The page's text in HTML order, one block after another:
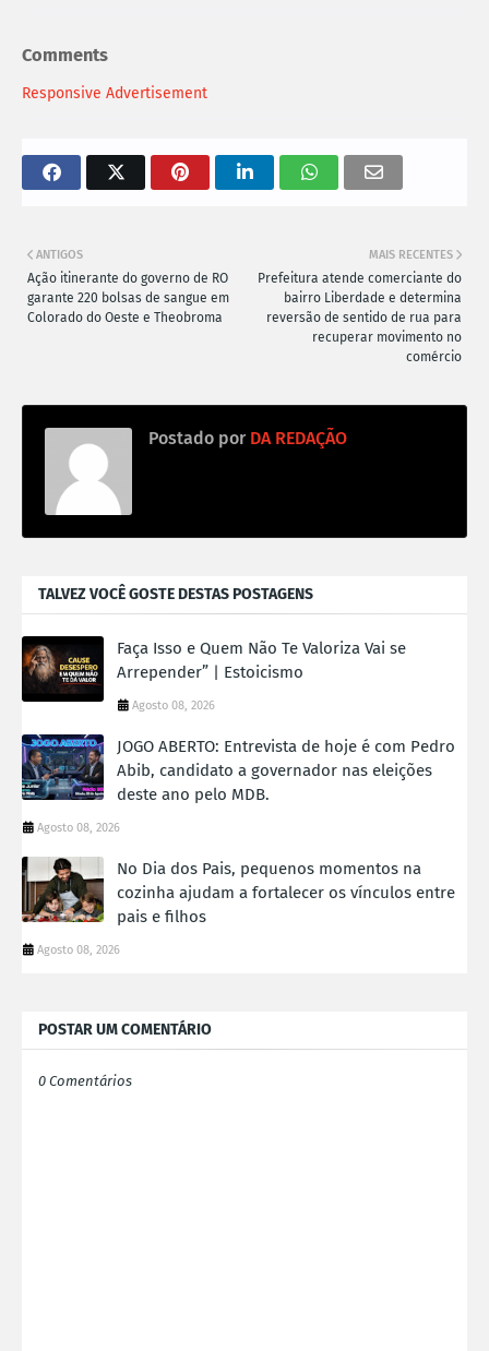
Comments
Responsive Advertisement
MAIS RECENTES
Prefeitura atende comerciante do
bairro Liberdade e determina
reversão de sentido de rua para
recuperar movimento no
comércio
ANTIGOS
Ação itinerante do governo de RO
garante 220 bolsas de sangue em
Colorado do Oeste e Theobroma
Postado por DA REDAÇÃO
TALVEZ VOCÊ GOSTE DESTAS POSTAGENS
Faça Isso e Quem Não Te Valoriza Vai se
Arrepender” | Estoicismo
Agosto 08, 2026
JOGO ABERTO: Entrevista de hoje é com Pedro
Abib, candidato a governador nas eleições
deste ano pelo MDB.
Agosto 08, 2026
No Dia dos Pais, pequenos momentos na
cozinha ajudam a fortalecer os vínculos entre
pais e filhos
Agosto 08, 2026
POSTAR UM COMENTÁRIO
0 Comentários